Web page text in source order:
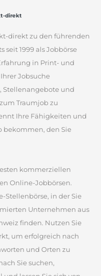
direkt
direkt zu den führenden
1999 als Jobbörse
in Print- und
Jobsuche
Stellenangebote und
Traumjob zu
Ihre Fähigkeiten und
bekommen, den Sie
kommerziellen
Online-Jobbörsen.
Stellenbörse, in der Sie
Unternehmen aus
finden. Nutzen Sie
um erfolgreich nach
und Orten zu
Sie suchen,